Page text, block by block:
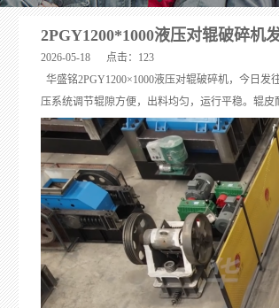
2PGY1200*1000液压对辊破碎机
2026-05-18 点击：
123
华盛铭2PGY1200×1000液压对辊破碎机，今日
压系统调节辊隙方便，出料均匀，运行平稳。辊